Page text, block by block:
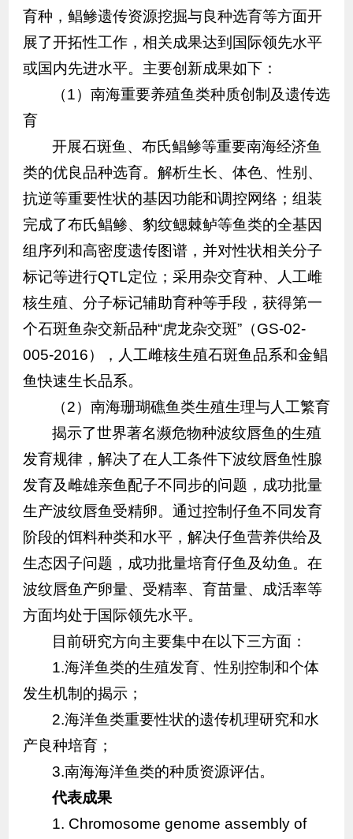
育种，鲳鲹遗传资源挖掘与良种选育等方面开
展了开拓性工作，相关成果达到国际领先水平
或国内先进水平。主要创新成果如下：
（1）南海重要养殖鱼类种质创制及遗传选
育
开展石斑鱼、布氏鲳鲹等重要南海经济鱼
类的优良品种选育。解析生长、体色、性别、
抗逆等重要性状的基因功能和调控网络；组装
完成了布氏鲳鲹、豹纹鳃棘鲈等鱼类的全基因
组序列和高密度遗传图谱，并对性状相关分子
标记等进行QTL定位；采用杂交育种、人工雌
核生殖、分子标记辅助育种等手段，获得第一
个石斑鱼杂交新品种“虎龙杂交斑”（GS-02-
005-2016），人工雌核生殖石斑鱼品系和金鲳
鱼快速生长品系。
（2）南海珊瑚礁鱼类生殖生理与人工繁育
揭示了世界著名濒危物种波纹唇鱼的生殖
发育规律，解决了在人工条件下波纹唇鱼性腺
发育及雌雄亲鱼配子不同步的问题，成功批量
生产波纹唇鱼受精卵。通过控制仔鱼不同发育
阶段的饵料种类和水平，解决仔鱼营养供给及
生态因子问题，成功批量培育仔鱼及幼鱼。在
波纹唇鱼产卵量、受精率、育苗量、成活率等
方面均处于国际领先水平。
目前研究方向主要集中在以下三方面：
1.海洋鱼类的生殖发育、性别控制和个体
发生机制的揭示；
2.海洋鱼类重要性状的遗传机理研究和水
产良种培育；
3.南海海洋鱼类的种质资源评估。
代表成果
1. Chromosome genome assembly of